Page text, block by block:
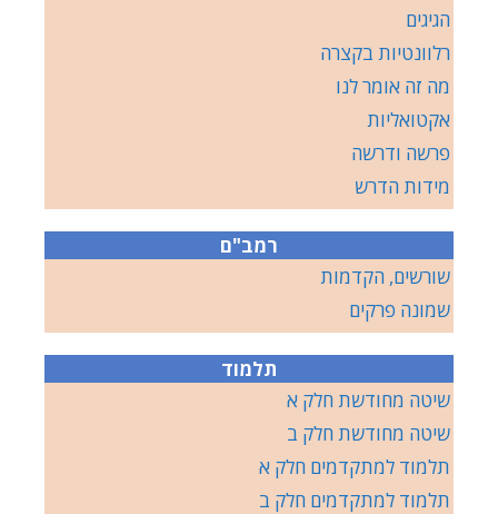
הגיגים
רלוונטיות בקצרה
מה זה אומר לנו
אקטואליות
פרשה ודרשה
מידות הדרש
רמב"ם
שורשים, הקדמות
שמונה פרקים
תלמוד
שיטה מחודשת חלק א
שיטה מחודשת חלק ב
תלמוד למתקדמים חלק א
תלמוד למתקדמים חלק ב